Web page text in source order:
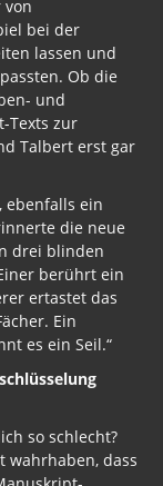
von
bei der
lassen und
Ob die
und
Texts zur
Talbert erst gar
ebenfalls ein
die neue
drei blinden
berührt ein
ertastet das
Ein
es ein Seil.“
so schlecht?
wahrhaben, dass